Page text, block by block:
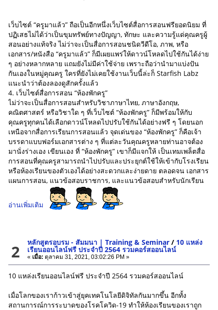
เว็บไซต์ “ครูมาแล้ว” ถือเป็นอีกหนึ่งเว็บไซต์สื่อการสอนฟรียอดนิยม ที่
ปฏิเสธไม่ได้ว่าเป็นขุมทรัพย์ทางปัญญา, ทักษะ และความรู้แด่คุณครูผู้
สอนอย่างแท้จริง ไม่ว่าจะเป็นสื่อการสอนชนิดวีดีโอ, ภาพ, หรือ
เอกสาร/หนังสือ “ครูมาแล้ว” ก็มีเผยแพร่ให้ดาวน์โหลดไปใช้กันได้ง่าย
ๆ อย่างหลากหลาย แถมยังไม่มีค่าใช้จ่าย เพราะถือว่านำมาแบ่งปัน
กันเองในหมู่คุณครู ใครที่ยังไม่เคยใช้งานเว็บนี้ล่ะก็ Starfish Labz
แนะนำว่าต้องลองดูสักครั้งแล้ว
4. เว็บไซต์สื่อการสอน “ห้องพักครู”
ไม่ว่าจะเป็นสื่อการสอนสำหรับวิชาภาษาไทย, ภาษาอังกฤษ,
คณิตศาสตร์ หรือวิชาใด ๆ ที่เว็บไซต์ “ห้องพักครู” ก็มีพร้อมให้กับ
คุณครูทุกคนได้เลือกดาวน์โหลดไปปรับใช้กันได้อย่างฟรี ๆ โดยนอก
เหนือจากสื่อการเรียนการสอนแล้ว จุดเด่นของ “ห้องพักครู” ก็คือเจ้า
บรรดาแบบฟอร์มเอกสารต่าง ๆ ที่แต่ละวันคุณครูหลายท่านอาจต้อง
มานั่งร่างเอง เขียนเอง ที่ “ห้องพักครู” เขาก็มีแจกให้ เป็นเทมเพล็ตสื่อ
การสอนที่คุณครูสามารถนำไปปรับและประยุกต์ใช้ให้เข้ากับโรงเรียน
หรือห้องเรียนของตัวเองได้อย่างสะดวกและง่ายดาย ตลอดจน เอกสาร
แผนการสอน, แนวข้อสอบราชการ, และแนวข้อสอบสำหรับนักเรียน
อ่านเพิ่มเติม
2 หลักสูตรอบรม - สัมมนา | Training & Seminar / 10 แหล่ง
เรียนออนไลน์ฟรี ประจำปี 2564 รวมคอร์สออนไลน์
« เมื่อ: ตุลาคม 31, 2021, 03:02:26 PM »
10 แหล่งเรียนออนไลน์ฟรี ประจำปี 2564 รวมคอร์สออนไลน์
เมื่อโลกของเราก้าวเข้าสู่ยุคเทคโนโลยีดิจิทัลกันมากขึ้น อีกทั้ง
สถานการณ์การระบาดของโรคโควิด-19 ทำให้ห้องเรียนของเราถูก